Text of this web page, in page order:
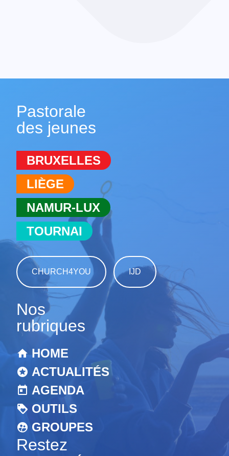
Pastorale
des jeunes
BRUXELLES
LIÈGE
NAMUR-LUX
TOURNAI
CHURCH4YOU IJD
Nos
rubriques
HOME
ACTUALITÉS
AGENDA
OUTILS
GROUPES
Restez